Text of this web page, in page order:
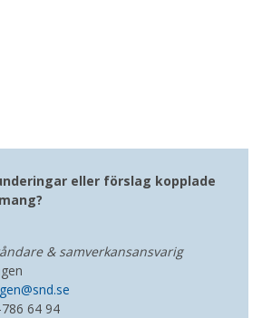
eller förslag kopplade
& samverkansansvarig
64 94